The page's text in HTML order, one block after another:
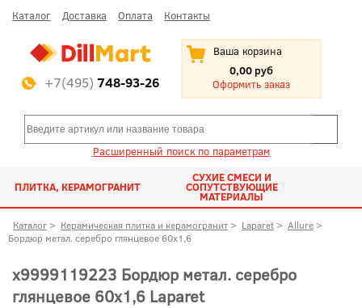
Каталог Доставка Оплата Контакты
+7(495) 748-93-26
Ваша корзина
0,00 руб
Оформить заказ
Расширенный поиск по параметрам
ПЛИТКА, КЕРАМОГРАНИТ
СУХИЕ СМЕСИ И
СОПУТСТВУЮЩИЕ
МАТЕРИАЛЫ
Каталог > Керамическая плитка и керамогранит > Laparet > Allure >
Бордюр метал. серебро глянцевое 60x1,6
х9999119223 Бордюр метал. серебро
глянцевое 60x1,6 Laparet